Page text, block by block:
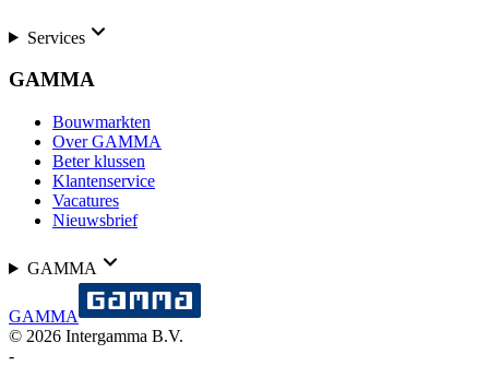
Services
GAMMA
Bouwmarkten
Over GAMMA
Beter klussen
Klantenservice
Vacatures
Nieuwsbrief
GAMMA
GAMMA
© 2026 Intergamma B.V.
-